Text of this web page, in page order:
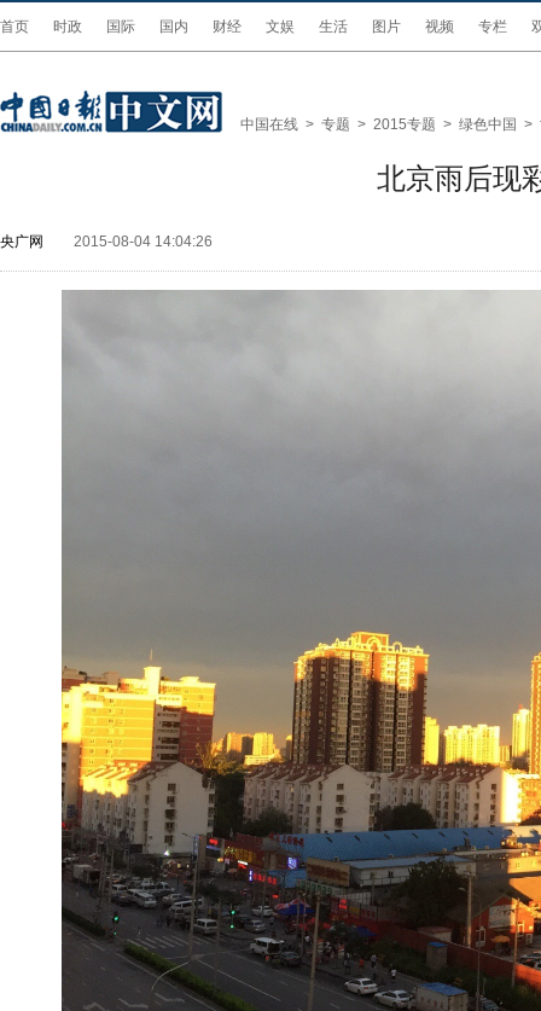
首页 时政 国际 国内 财经 文娱 生活 图片 视频 专栏
中国在线 > 专题 > 2015专题 > 绿色中国 >
北京雨后现
央广网 2015-08-04 14:04:26